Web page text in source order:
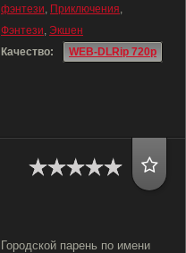
фэнтези, Приключения,
Фэнтези, Экшен
Качество:
WEB-DLRip 720p
Городской парень по имени